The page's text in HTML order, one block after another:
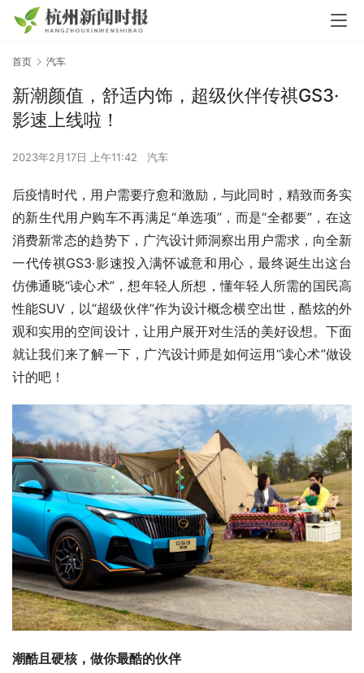
首页 汽车
新潮颜值，舒适内饰，超级伙伴传祺GS3·
影速上线啦！
2023年2月17日 上午11:42 汽车
后疫情时代，用户需要疗愈和激励，与此同时，精致而务实
的新生代用户购车不再满足“单选项”，而是“全都要”，在这
消费新常态的趋势下，广汽设计师洞察出用户需求，向全新
一代传祺GS3·影速投入满怀诚意和用心，最终诞生出这台
仿佛通晓“读心术”，想年轻人所想，懂年轻人所需的国民高
性能SUV，以“超级伙伴”作为设计概念横空出世，酷炫的外
观和实用的空间设计，让用户展开对生活的美好设想。下面
就让我们来了解一下，广汽设计师是如何运用“读心术”做设
计的吧！
潮酷且硬核，做你最酷的伙伴